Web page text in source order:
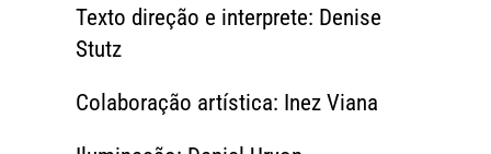
Texto direção e interprete: Denise
Stutz
Colaboração artística: Inez Viana